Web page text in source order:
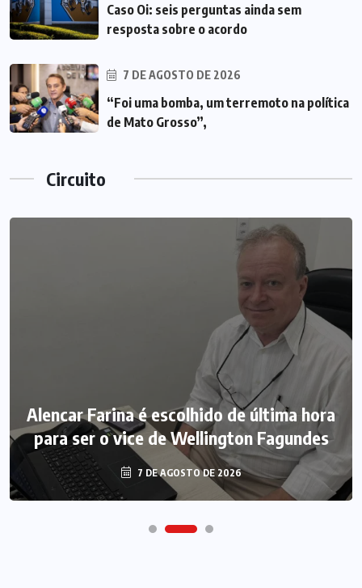
Caso Oi: seis perguntas ainda sem
resposta sobre o acordo
7 DE AGOSTO DE 2026
“Foi uma bomba, um terremoto na política
de Mato Grosso”,
Circuito
Alencar Farina é escolhido de última hora
para ser o vice de Wellington Fagundes
7 DE AGOSTO DE 2026